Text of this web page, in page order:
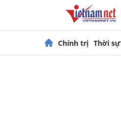
Chính trị Thời sự